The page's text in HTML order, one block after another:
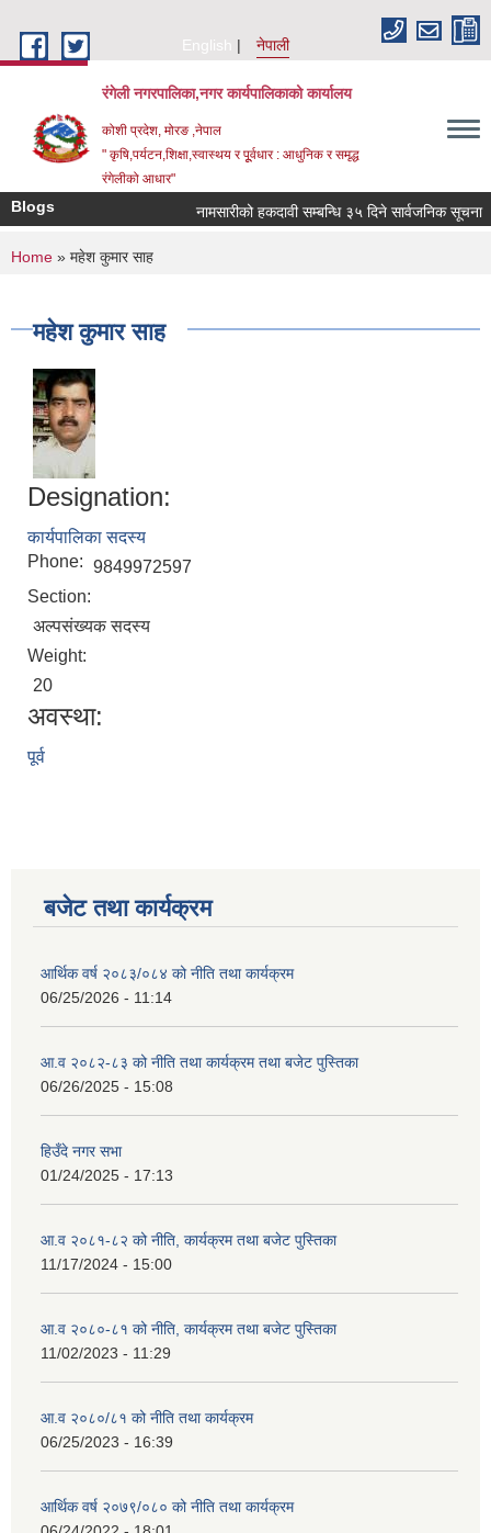
English
नेपाली
रंगेली नगरपालिका,नगर कार्यपालिकाको कार्यालय
कोशी प्रदेश, मोरङ ,नेपाल
" कृषि,पर्यटन,शिक्षा,स्वास्थय र पूूर्वधार : आधुनिक र समृद्ध
रंगेलीको आधार"
Blogs नामसारीको हकदावी सम्बन्धि ३५ दिने सार्वजनिक सूचना
You are here
Home » महेश कुमार साह
महेश कुमार साह
Designation:
कार्यपालिका सदस्य
Phone: 9849972597
Section:
अल्पसंख्यक सदस्य
Weight:
20
अवस्था:
पूर्व
बजेट तथा कार्यक्रम
आर्थिक वर्ष २०८३/०८४ को नीति तथा कार्यक्रम
06/25/2026 - 11:14
आ.व २०८२-८३ को नीति तथा कार्यक्रम तथा बजेट पुस्तिका
06/26/2025 - 15:08
हिउँदे नगर सभा
01/24/2025 - 17:13
आ.व २०८१-८२ को नीति, कार्यक्रम तथा बजेट पुस्तिका
11/17/2024 - 15:00
आ.व २०८०-८१ को नीति, कार्यक्रम तथा बजेट पुस्तिका
11/02/2023 - 11:29
आ.व २०८०/८१ को नीति तथा कार्यक्रम
06/25/2023 - 16:39
आर्थिक वर्ष २०७९/०८० को नीति तथा कार्यक्रम